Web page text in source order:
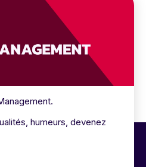
humeurs, devenez